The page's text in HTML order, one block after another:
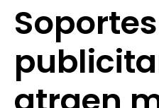
Soportes